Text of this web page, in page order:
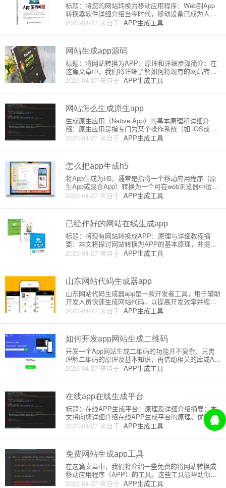
2023-04-27 来自于 APP生成工具
标题：将您的网站转换为移动应用程序：Web到App
转换器软件详细介绍当今时代，移动设备已成为人们
在网上浏览和查找信息的主要工具。因此，许多网站
所有者希望将其网站转换为移动应用程序，以更好地
为App的软件，让您轻
网站生成app源码
2023-04-27 来自于 APP生成工具
标题：将网站转换为APP：原理和详细步骤简介：在
这篇文章中，我们将详细了解如何将现有的网站转换
为手机APP，详细探讨背后的原理，并提供一些简化
整个过程的方法。正文：将网站转换为APP的最常用
件可以
网站怎么生成原生app
2023-04-27 来自于 APP生成工具
生成原生应用（Native App）的基本原理和详细介
绍：原生应用是指专门为某个操作系统（如 iOS或 An
droid）开发的应用程序，能够充分利用设备的特性和
功能，并提供更好的用户体验。这通常需要使用 Obje
怎么把app生成h5
2023-04-27 来自于 APP生成工具
将App生成为H5，通常是指将一个移动应用程序（原
生App或混合App）转换为一个可在web浏览器中运行
的Web应用程序。这可以通过使用HTML5，CSS和Ja
vaScript等web技术来实现。在详细了解这个过程之
已经作好的网站在线生成app
2023-04-27 来自于 APP生成工具
标题：将现有网站转换成APP：原理与详细教程摘
要：本文将探讨网站转换为APP的基本原理，并提供
一个简单的入门教程，帮助初学者更容易地将现有网
站转换为APP。内容：一、网站转APP的原理 当我们
一个可以安装
山东网站代码生成器app
2023-04-27 来自于 APP生成工具
山东网站代码生成器app是一款开发者工具，用于辅助
开发人员快速生成网站代码，以提高开发效率并缩短
开发周期。通常情况下，开发人员在创建一个网站
时，需要自行编写大量的HTML、CSS、JavaScript等
面快
如何开发app网站生成二维码
2023-04-27 来自于 APP生成工具
开发一个App网站生成二维码的功能并不复杂，只需
理解二维码的原理及基本知识，再借助相关的库或API
即可实现。接下来，我将从原理上简要介绍二维码，
然后为您详细说明如何开发一个App或网站生成二维
se
在线app在线生成平台
2023-04-27 来自于 APP生成工具
标题：在线APP生成平台：原理及详细介绍摘要：本
文将向您详细介绍在线APP生成平台的原理、优缺点
以及如何通过这种平台快速创建应用程序。目录：1.
网络APP生成平台简介2. 原理及工作方式3. 优缺点4.
免费网站生成app工具
2023-04-27 来自于 APP生成工具
在这篇文章中，我们将介绍一些免费的将网站转换成
移动应用程序（APP）的工具。这些工具能帮助你快
速轻松地将你的网站转换为一个功能完善的移动应用